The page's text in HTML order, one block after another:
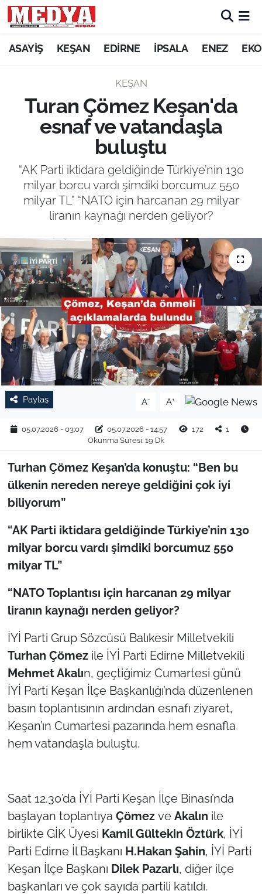
ASAYİŞ KEŞAN EDİRNE İPSALA ENEZ
KEŞAN
Turan Çömez Keşan'da
esnaf ve vatandaşla
buluştu
“AK Parti iktidara geldiğinde Türkiye’nin 130
milyar borcu vardı şimdiki borcumuz 550
milyar TL” “NATO için harcanan 29 milyar
liranın kaynağı nerden geliyor?
Paylaş A- A+
05.07.2026 - 03:07 05.07.2026 - 14:57 172
1
Okunma Süresi: 19 Dk
Turhan Çömez Keşan’da konuştu: “Ben bu
ülkenin nereden nereye geldiğini çok iyi
biliyorum”
“AK Parti iktidara geldiğinde Türkiye’nin 130
milyar borcu vardı şimdiki borcumuz 550
milyar TL”
“NATO Toplantısı için harcanan 29 milyar
liranın kaynağı nerden geliyor?
İYİ Parti Grup Sözcüsü Balıkesir Milletvekili
Turhan Çömezile İYİ Parti Edirne Milletvekili
Mehmet Akalın, geçtiğimiz Cumartesi günü
İYİ Parti Keşan İlçe Başkanlığı’nda düzenlenen
basın toplantısının ardından esnafı ziyaret,
Keşan’ın Cumartesi pazarında hem esnafla
hem vatandaşla buluştu.
Saat 12.30’da İYİ Parti Keşan İlçe Binası’nda
başlayan toplantıya Çömez ve Akalın ile
birlikte GİK Üyesi Kamil Gültekin Öztürk, İYİ
Parti Edirne İl Başkanı H.Hakan Şahin, İYİ Parti
Keşan İlçe Başkanı Dilek Pazarlı, diğer ilçe
başkanları ve çok sayıda partili katıldı.
KEŞAN
ASAYİŞ
SİYASET
GÜNDEM
EKONOMİ
EĞİTİM
TARIM VE HAYVANCILIK
KÜLTÜR SANAT
RESMİ İLAN
SPOR
YAŞAM
EDİRNE
TEKİRDAĞ
KIRKLARELİ
ÇANAKKALE
TÜRKİYE
Güvenlik
Genel
Politika
Flaş Haber
Dış Haberler
İş Dünyası
Bilim Teknoloji
English News
Canlı Maç